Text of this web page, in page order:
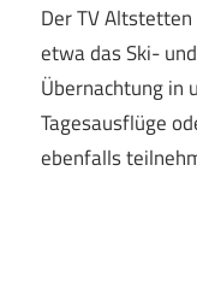
Der TV
etwa das Ski-
Übernachtung in
Tagesausflüge
ebenfalls